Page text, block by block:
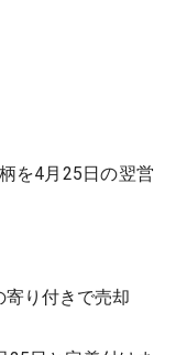
を4月25日の翌営
り付きで売却